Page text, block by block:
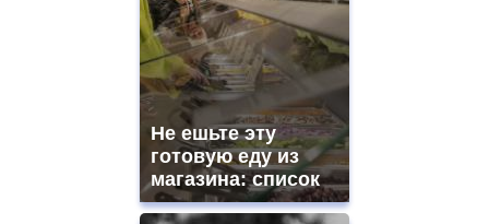
Не ешьте эту
готовую еду из
магазина: список